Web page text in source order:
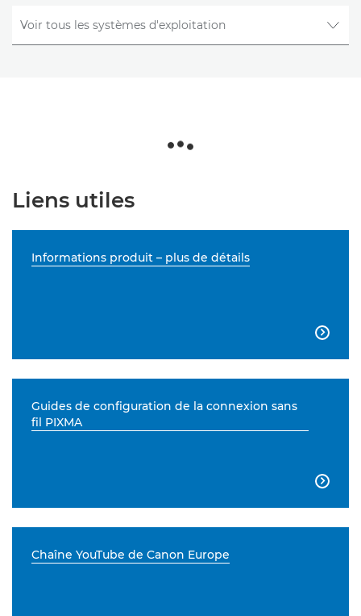
Liens utiles
Informations produit – plus de détails

Guides de configuration de la connexion sans
fil PIXMA

Chaîne YouTube de Canon Europe